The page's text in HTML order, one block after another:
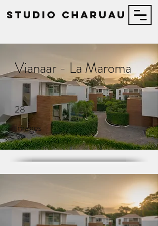
STUDIO Charuau
Vianaar - La Maroma
28
Images